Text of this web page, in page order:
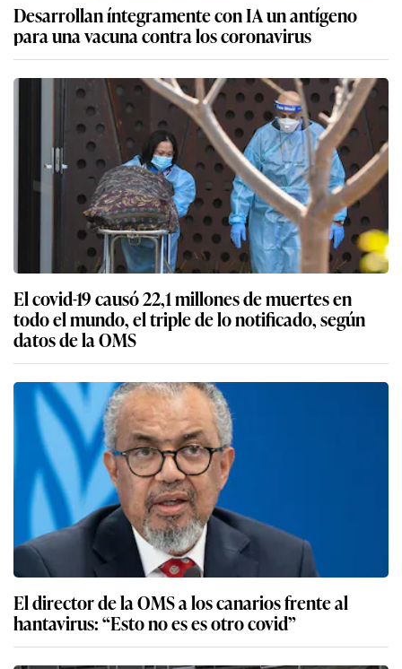
Desarrollan íntegramente con IA un antígeno
para una vacuna contra los coronavirus
El covid-19 causó 22,1 millones de muertes en
todo el mundo, el triple de lo notificado, según
datos de la OMS
El director de la OMS a los canarios frente al
hantavirus: “Esto no es es otro covid”